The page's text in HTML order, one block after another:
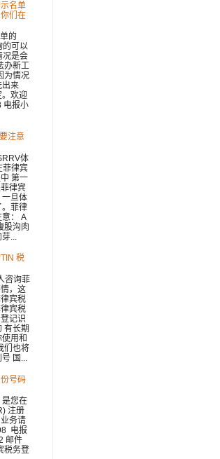
名单
们在
的
的可以
况是会
办新工
为情况
出来
。欢迎
电报小
注意
体
菲律宾
第一
律宾
一旦体
。菲律
： A
股沟肉
...
税
咨询菲
，这
宾税
宾税
记识
有长期
用和
们也将
国...
号码
是您在
注册
务请
电报
邮件
税务登